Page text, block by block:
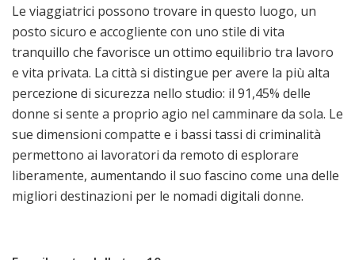
Le viaggiatrici possono trovare in questo luogo, un
posto sicuro e accogliente con uno stile di vita
tranquillo che favorisce un ottimo equilibrio tra lavoro
e vita privata. La città si distingue per avere la più alta
percezione di sicurezza nello studio: il 91,45% delle
donne si sente a proprio agio nel camminare da sola. Le
sue dimensioni compatte e i bassi tassi di criminalità
permettono ai lavoratori da remoto di esplorare
liberamente, aumentando il suo fascino come una delle
migliori destinazioni per le nomadi digitali donne.